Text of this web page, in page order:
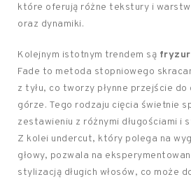
które oferują różne tekstury i
oraz dynamiki.
Kolejnym istotnym trendem są
Fade to metoda stopniowego
z tyłu, co tworzy płynne przejście do
górze. Tego rodzaju cięcia świetnie
zestawieniu z różnymi długościami i
Z kolei undercut, który polega na
głowy, pozwala na
stylizacją długich włosów, co może